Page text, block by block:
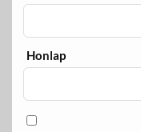
Honlap